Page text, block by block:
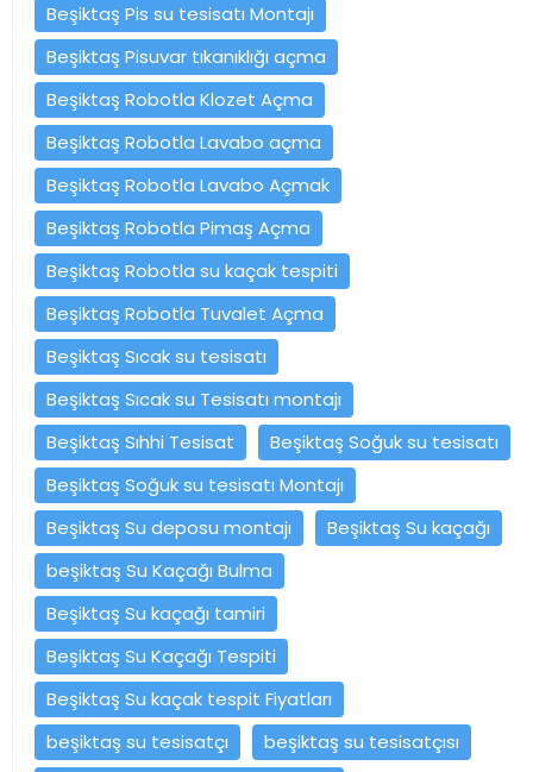
Beşiktaş Pis su tesisatı Montajı
Beşiktaş Pisuvar tıkanıklığı açma
Beşiktaş Robotla Klozet Açma
Beşiktaş Robotla Lavabo açma
Beşiktaş Robotla Lavabo Açmak
Beşiktaş Robotla Pimaş Açma
Beşiktaş Robotla su kaçak tespiti
Beşiktaş Robotla Tuvalet Açma
Beşiktaş Sıcak su tesisatı
Beşiktaş Sıcak su Tesisatı montajı
Beşiktaş Sıhhi Tesisat
Beşiktaş Soğuk su tesisatı
Beşiktaş Soğuk su tesisatı Montajı
Beşiktaş Su deposu montajı
Beşiktaş Su kaçağı
beşiktaş Su Kaçağı Bulma
Beşiktaş Su kaçağı tamiri
Beşiktaş Su Kaçağı Tespiti
Beşiktaş Su kaçak tespit Fiyatları
beşiktaş su tesisatçı
beşiktaş su tesisatçısı